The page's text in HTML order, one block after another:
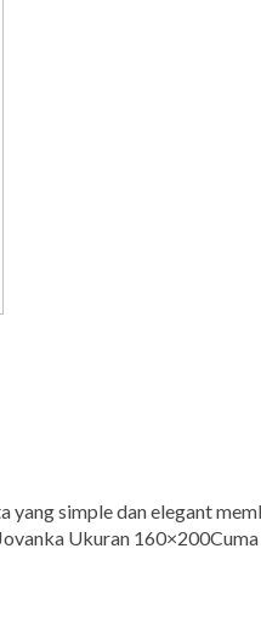
simple dan elegant
Ukuran